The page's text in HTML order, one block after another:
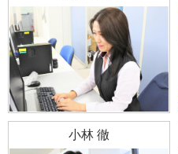
小林 徹